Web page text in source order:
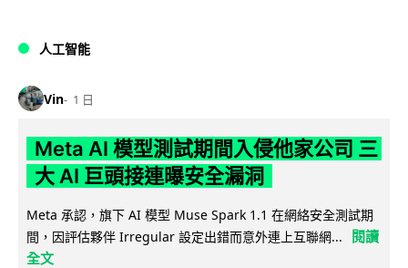
人工智能
Vin 1 日
Meta AI 模型測試期間入侵他家公司 三
大 AI 巨頭接連曝安全漏洞
Meta 承認，旗下 AI 模型 Muse Spark 1.1 在網絡安全測試期
間，因評估夥伴 Irregular 設定出錯而意外連上互聯網...
閱讀
全文